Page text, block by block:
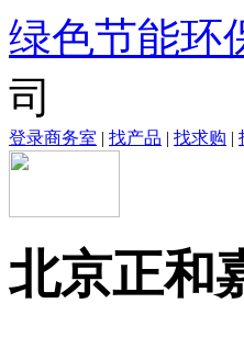
绿色节能环
司
登录商务室 | 找产品 | 找求购 |
北京正和